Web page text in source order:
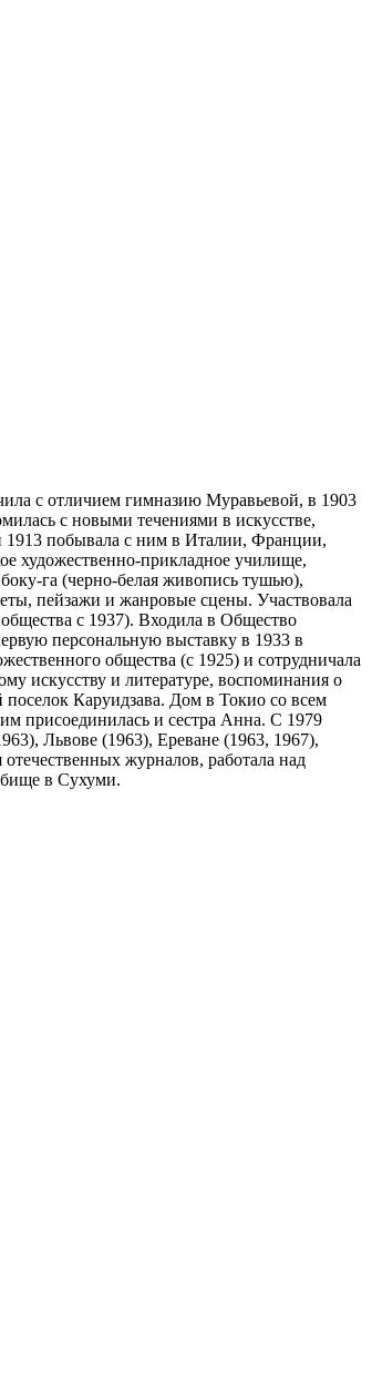
с отличием гимназию Муравьевой, в 1903
с новыми течениями в искусстве,
побывала с ним в Италии, Франции,
художественно-прикладное училище,
га (черно-белая живопись тушью),
пейзажи и жанровые сцены. Участвовала
с 1937). Входила в Общество
персональную выставку в 1933 в
общества (с 1925) и сотрудничала
искусству и литературе, воспоминания о
Каруидзава. Дом в Токио со всем
присоединилась и сестра Анна. С 1979
Львове (1963), Ереване (1963, 1967),
журналов, работала над
в Сухуми.